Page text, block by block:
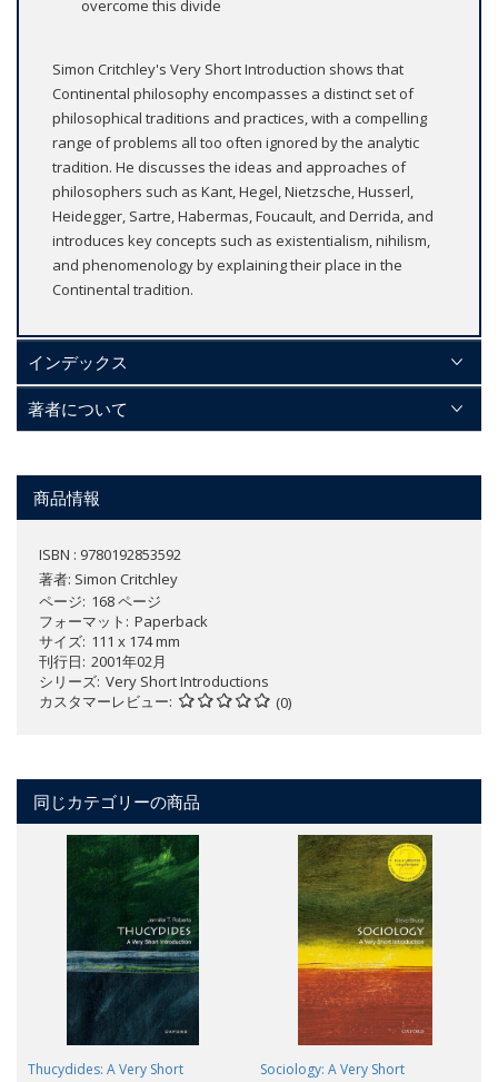
overcome this divide
Simon Critchley's Very Short Introduction shows that
Continental philosophy encompasses a distinct set of
philosophical traditions and practices, with a compelling
range of problems all too often ignored by the analytic
tradition. He discusses the ideas and approaches of
philosophers such as Kant, Hegel, Nietzsche, Husserl,
Heidegger, Sartre, Habermas, Foucault, and Derrida, and
introduces key concepts such as existentialism, nihilism,
and phenomenology by explaining their place in the
Continental tradition.
インデックス
著者について
商品情報
ISBN : 9780192853592
著者: Simon Critchley
ページ 168 ページ
フォーマット
Paperback
サイズ 111 x 174 mm
刊行日 2001年02月
シリーズ Very Short Introductions
カスタマーレビュー
(0)
同じカテゴリーの商品
Thucydides: A Very Short
Sociology: A Very Short